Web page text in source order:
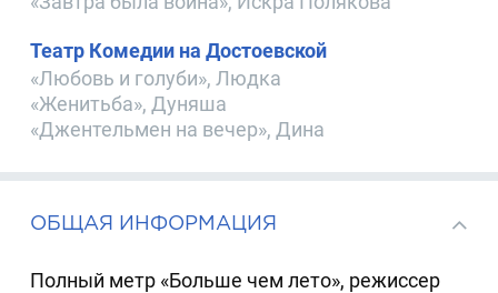
Театр Комедии на Достоевской
«Любовь и голуби», Людка
«Женитьба», Дуняша
«Джентельмен на вечер», Дина
ОБЩАЯ ИНФОРМАЦИЯ
Полный метр «Больше чем лето», режиссер